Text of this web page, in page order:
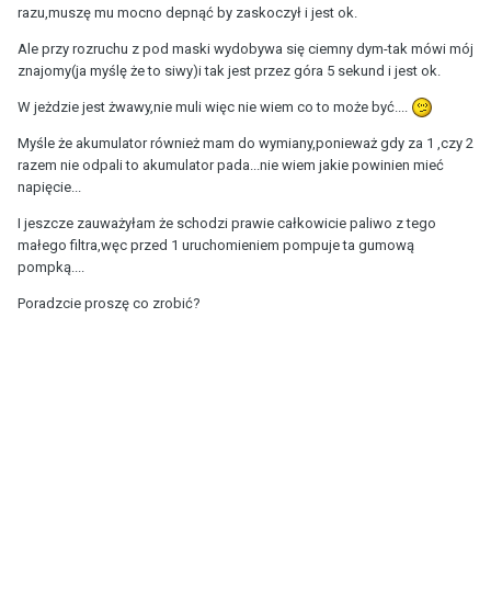
razu,muszę mu mocno depnąć by zaskoczył i jest ok.
Ale przy rozruchu z pod maski wydobywa się ciemny dym-tak mówi mój
znajomy(ja myślę że to siwy)i tak jest przez góra 5 sekund i jest ok.
W jeżdzie jest żwawy,nie muli więc nie wiem co to może być....
Myśle że akumulator również mam do wymiany,ponieważ gdy za 1 ,czy 2
razem nie odpali to akumulator pada...nie wiem jakie powinien mieć
napięcie...
I jeszcze zauważyłam że schodzi prawie całkowicie paliwo z tego
małego filtra,węc przed 1 uruchomieniem pompuje ta gumową
pompką....
Poradzcie proszę co zrobić?